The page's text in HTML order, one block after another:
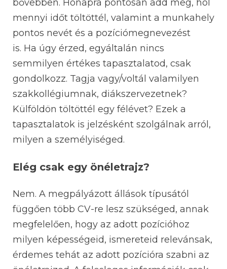
bővebben. Hónapra pontosan add meg, hol
mennyi időt töltöttél, valamint a munkahely
pontos nevét és a pozíciómegnevezést
is. Ha úgy érzed, egyáltalán nincs
semmilyen értékes tapasztalatod, csak
gondolkozz. Tagja vagy/voltál valamilyen
szakkollégiumnak, diákszervezetnek?
Külföldön töltöttél egy félévet? Ezek a
tapasztalatok is jelzésként szolgálnak arról,
milyen a személyiséged.
Elég csak egy önéletrajz?
Nem. A megpályázott állások típusától
függően több CV-re lesz szükséged, annak
megfelelően, hogy az adott pozícióhoz
milyen képességeid, ismereteid relevánsak,
érdemes tehát az adott pozícióra szabni az